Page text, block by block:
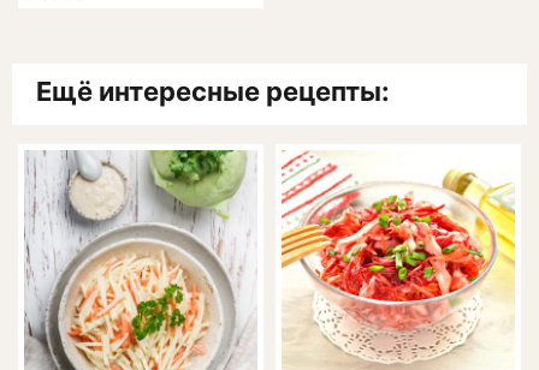
Ещё интересные рецепты: